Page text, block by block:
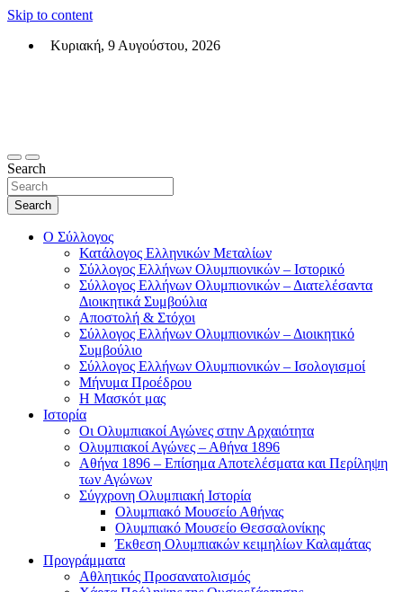
Skip to content
Κυριακή, 9 Αυγούστου, 2026
Search
Search
Ο Σύλλογος
Κατάλογος Ελληνικών Μεταλίων
Σύλλογος Ελλήνων Ολυμπιονικών – Ιστορικό
Σύλλογος Ελλήνων Ολυμπιονικών – Διατελέσαντα
Διοικητικά Συμβούλια
Αποστολή & Στόχοι
Σύλλογος Ελλήνων Ολυμπιονικών – Διοικητικό
Συμβούλιο
Σύλλογος Ελλήνων Ολυμπιονικών – Ισολογισμοί
Μήνυμα Προέδρου
Η Μασκότ μας
Ιστορία
Οι Ολυμπιακοί Αγώνες στην Αρχαιότητα
Ολυμπιακοί Αγώνες – Αθήνα 1896
Αθήνα 1896 – Επίσημα Αποτελέσματα και Περίληψη
των Αγώνων
Σύγχρονη Ολυμπιακή Ιστορία
Ολυμπιακό Μουσείο Αθήνας
Ολυμπιακό Μουσείο Θεσσαλονίκης
Έκθεση Ολυμπιακών κειμηλίων Καλαμάτας
Προγράμματα
Αθλητικός Προσανατολισμός